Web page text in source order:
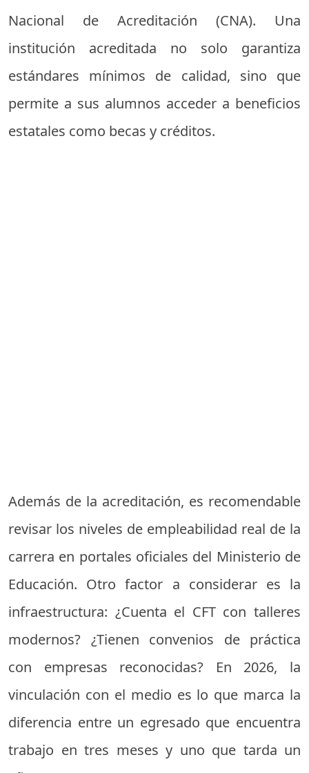
Nacional de Acreditación (CNA). Una
institución acreditada no solo garantiza
estándares mínimos de calidad, sino que
permite a sus alumnos acceder a beneficios
estatales como becas y créditos.
Además de la acreditación, es recomendable
revisar los niveles de empleabilidad real de la
carrera en portales oficiales del Ministerio de
Educación. Otro factor a considerar es la
infraestructura: ¿Cuenta el CFT con talleres
modernos? ¿Tienen convenios de práctica
con empresas reconocidas? En 2026, la
vinculación con el medio es lo que marca la
diferencia entre un egresado que encuentra
trabajo en tres meses y uno que tarda un